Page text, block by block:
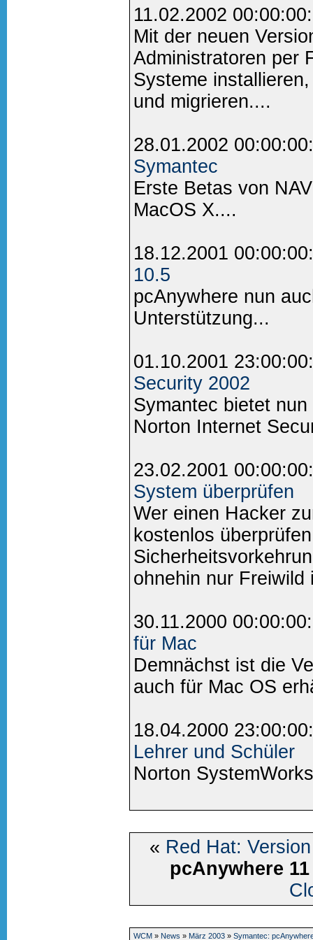
11.02.2002
Mit der neuen
Administratoren per
Systeme
und migrieren....
28.01.2002
Symantec
Erste Betas von
MacOS X....
18.12.2001
10.5
pcAnywhere nun
Unterstützung...
01.10.2001
Security 2002
Symantec bietet
Norton Internet
23.02.2001
System überprüfen
Wer einen Hacker
kostenlos
ohnehin nur
30.11.2000
für Mac
Demnächst ist die
auch für Mac OS
18.04.2000
Lehrer und Schüler
Norton
« Red Hat:
pcAnywhere
WCM » News » März 2003» Symantec: